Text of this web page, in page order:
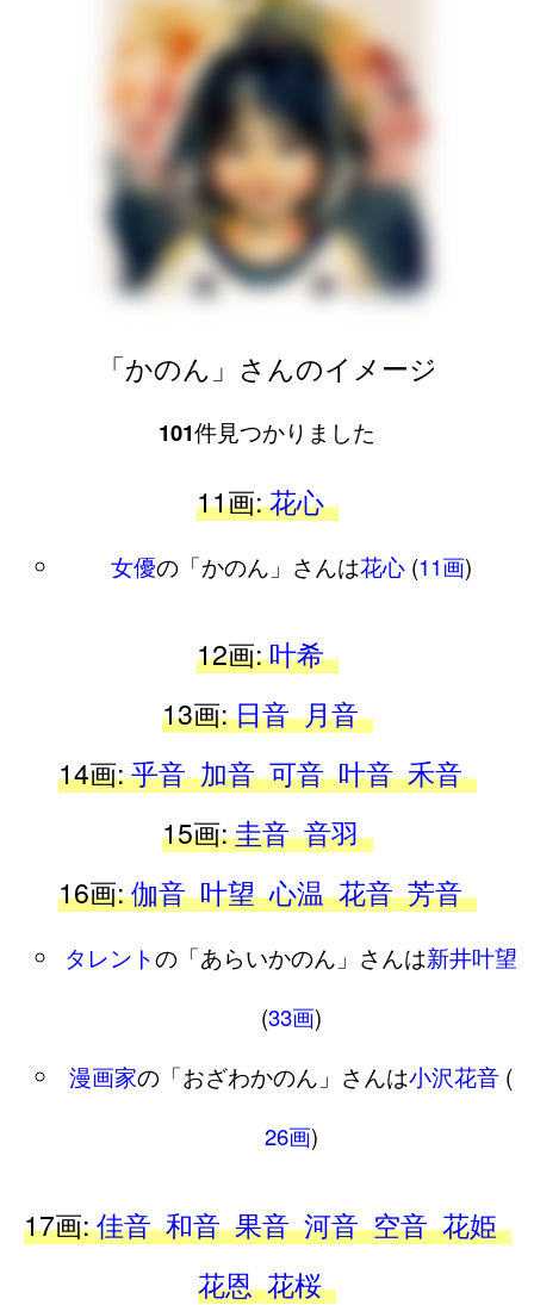
「かのん」さんのイメージ
101件見つかりました
11画:花心
女優の「かのん」さんは花心(11画)
12画:叶希
13画:日音 月音
14画:乎音 加音 可音 叶音 禾音
15画:圭音 音羽
16画:伽音 叶望 心温 花音 芳音
タレントの「あらいかのん」さんは新井叶望
(33画)
漫画家の「おざわかのん」さんは小沢花音 (
26画)
17画:佳音 和音 果音 河音 空音 花姫
花恩 花桜